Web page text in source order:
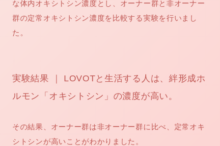
な体内オキシトシン濃度とし、オーナー群と非オーナー
群の定常オキシトシン濃度を比較する実験を行いまし
た。
実験結果 ｜ LOVOTと生活する人は、絆形成ホ
ルモン「オキシトシン」の濃度が高い。
その結果、オーナー群は非オーナー群に比べ、定常オキ
シトシンが高いことがわかりました。